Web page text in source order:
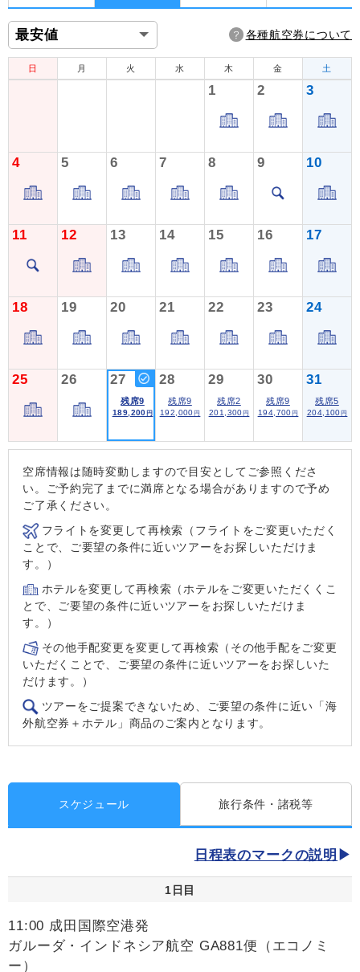
各種航空券について
日 月 火 水 木 金 土
1 2 3
4 5 6 7 8 9 10
11 12 13 14 15 16 17
18 19 20 21 22 23 24
25 26 27
残席9
189,200 円
28
残席9
192,000 円
29
残席2
201,300 円
30
残席9
194,700 円
31
残席5
204,100 円
空席情報は随時変動しますので目安としてご参照くださ
い。ご予約完了までに満席となる場合がありますので予め
ご了承ください。
フライトを変更して再検索（フライトをご変更いただく
ことで、ご要望の条件に近いツアーをお探しいただけま
す。）
ホテルを変更して再検索（ホテルをご変更いただくくこ
とで、ご要望の条件に近いツアーをお探しいただけま
す。）
その他手配変更を変更して再検索（その他手配をご変更
いただくことで、ご要望の条件に近いツアーをお探しいた
だけます。）
ツアーをご提案できないため、ご要望の条件に近い「海
外航空券＋ホテル」商品のご案内となります。
スケジュール 旅行条件・諸税等
日程表のマークの説明
1日目
11:00 成田国際空港発
ガルーダ・インドネシア航空 GA881便（エコノミ
ー）